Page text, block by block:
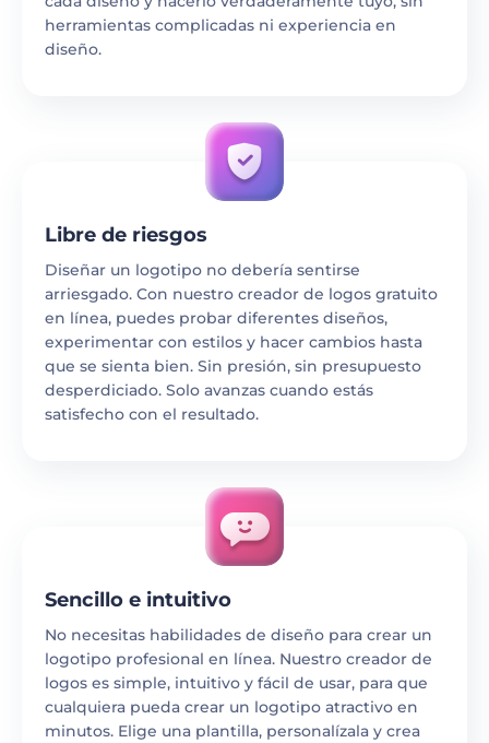
herramientas complicadas ni experiencia en
diseño.
Libre de riesgos
Diseñar un logotipo no debería sentirse
arriesgado. Con nuestro creador de logos gratuito
en línea, puedes probar diferentes diseños,
experimentar con estilos y hacer cambios hasta
que se sienta bien. Sin presión, sin presupuesto
desperdiciado. Solo avanzas cuando estás
satisfecho con el resultado.
Sencillo e intuitivo
No necesitas habilidades de diseño para crear un
logotipo profesional en línea. Nuestro creador de
logos es simple, intuitivo y fácil de usar, para que
cualquiera pueda crear un logotipo atractivo en
minutos. Elige una plantilla, personalízala y crea